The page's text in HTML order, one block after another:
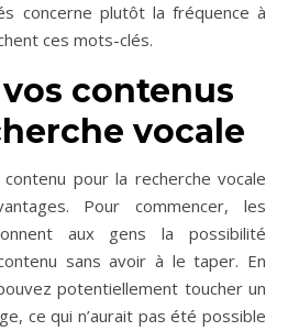
concerne plutôt la fréquence à
ces mots-clés.
contenus
vocale
pour la recherche vocale
Pour commencer, les
aux gens la possibilité
sans avoir à le taper. En
potentiellement toucher un
ce qui n’aurait pas été possible